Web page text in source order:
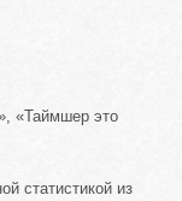
«Таймшер это
статистикой из